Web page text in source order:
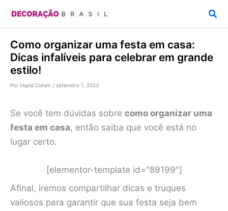
conteúdo
Como organizar uma festa em casa:
Dicas infalíveis para celebrar em grande
estilo!
Por Ingrid Cohen / setembro 1, 2023
Se você tem dúvidas sobre como organizar uma
festa em casa, então saiba que você está no
lugar certo.
[elementor-template id="89199"]
Afinal, iremos compartilhar dicas e truques
valiosos para garantir que sua festa seja bem